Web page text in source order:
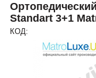
Standart 3+1
КОД: